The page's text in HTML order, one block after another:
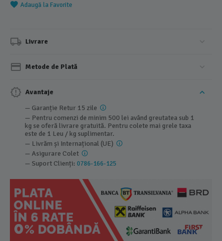
Adaugă la Favorite
Livrare
Metode de Plată
Avantaje
— Garanție Retur 15 zile
— Pentru comenzi de minim 500 lei având greutatea sub 1
kg se oferă livrare gratuită. Pentru colete mai grele taxa
este de 1 Leu / kg suplimentar.
— Livrăm și Internațional (UE)
— Asigurare Colet
— Suport Clienți:0786-166-125